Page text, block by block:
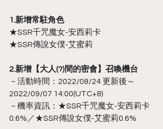
1.新增常駐角色
★SSR千咒魔女-安西莉卡
★SSR傳說女僕-艾蜜莉
2.新增【大人(?)間的密會】召喚機台
－活動時間：2022/08/24 更新後～
2022/09/07 14:00(UTC+8)
－機率資訊：★SSR千咒魔女-安西莉卡
0.6%／★SSR傳說女僕-艾蜜莉0.6%